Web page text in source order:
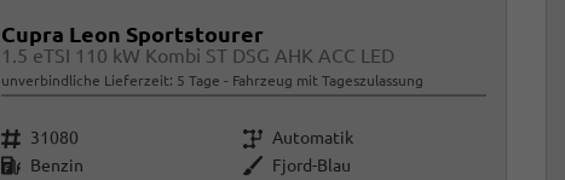
Cupra Leon Sportstourer
1.5 eTSI 110 kW Kombi ST DSG AHK ACC LED
unverbindliche Lieferzeit: 5 Tage Fahrzeug mit Tageszulassung
Fahrzeugnr. 31080 Getriebe Automatik
Kraftstoff Benzin Außenfarbe Fjord-Blau